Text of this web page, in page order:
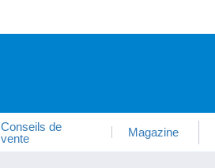
Conseils de
vente
Magazine